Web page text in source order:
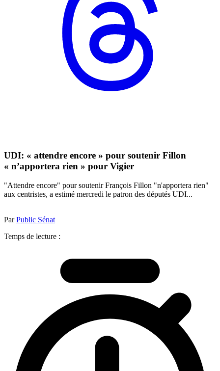
UDI: « attendre encore » pour soutenir Fillon
« n’apportera rien » pour Vigier
"Attendre encore" pour soutenir François Fillon "n'apportera rien"
aux centristes, a estimé mercredi le patron des députés UDI...
ParPublic Sénat
Temps de lecture :